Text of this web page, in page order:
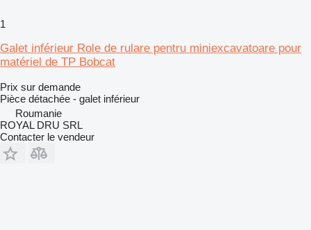
1
Galet inférieur Role de rulare pentru miniexcavatoare pour
matériel de TP Bobcat
Prix sur demande
Pièce détachée - galet inférieur
Roumanie
ROYAL DRU SRL
Contacter le vendeur